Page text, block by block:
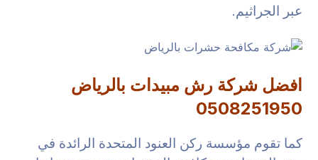
عبر الجراثيم.
افضل شركة رش مبيدات بالرياض
0508251950
كما تقوم مؤسسة ركن العنود المتحدة الرائدة في